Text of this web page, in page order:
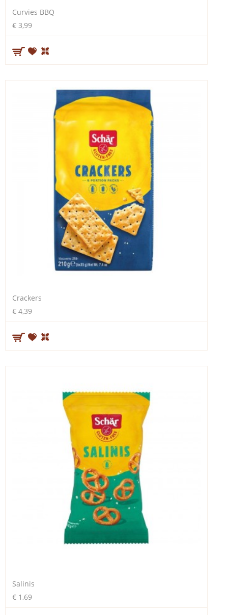
Curvies BBQ
€ 3,99
Crackers
€ 4,39
Salinis
€ 1,69